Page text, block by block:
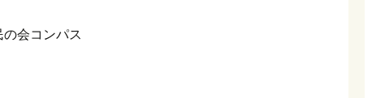
セミナー
会コンパス